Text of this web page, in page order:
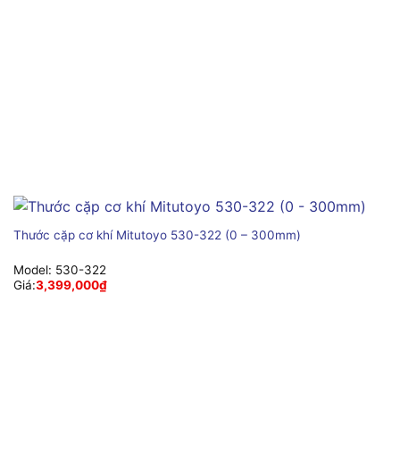
Thước cặp cơ khí Mitutoyo 530-322 (0 – 300mm)
Model: 530-322
Giá:3,399,000₫